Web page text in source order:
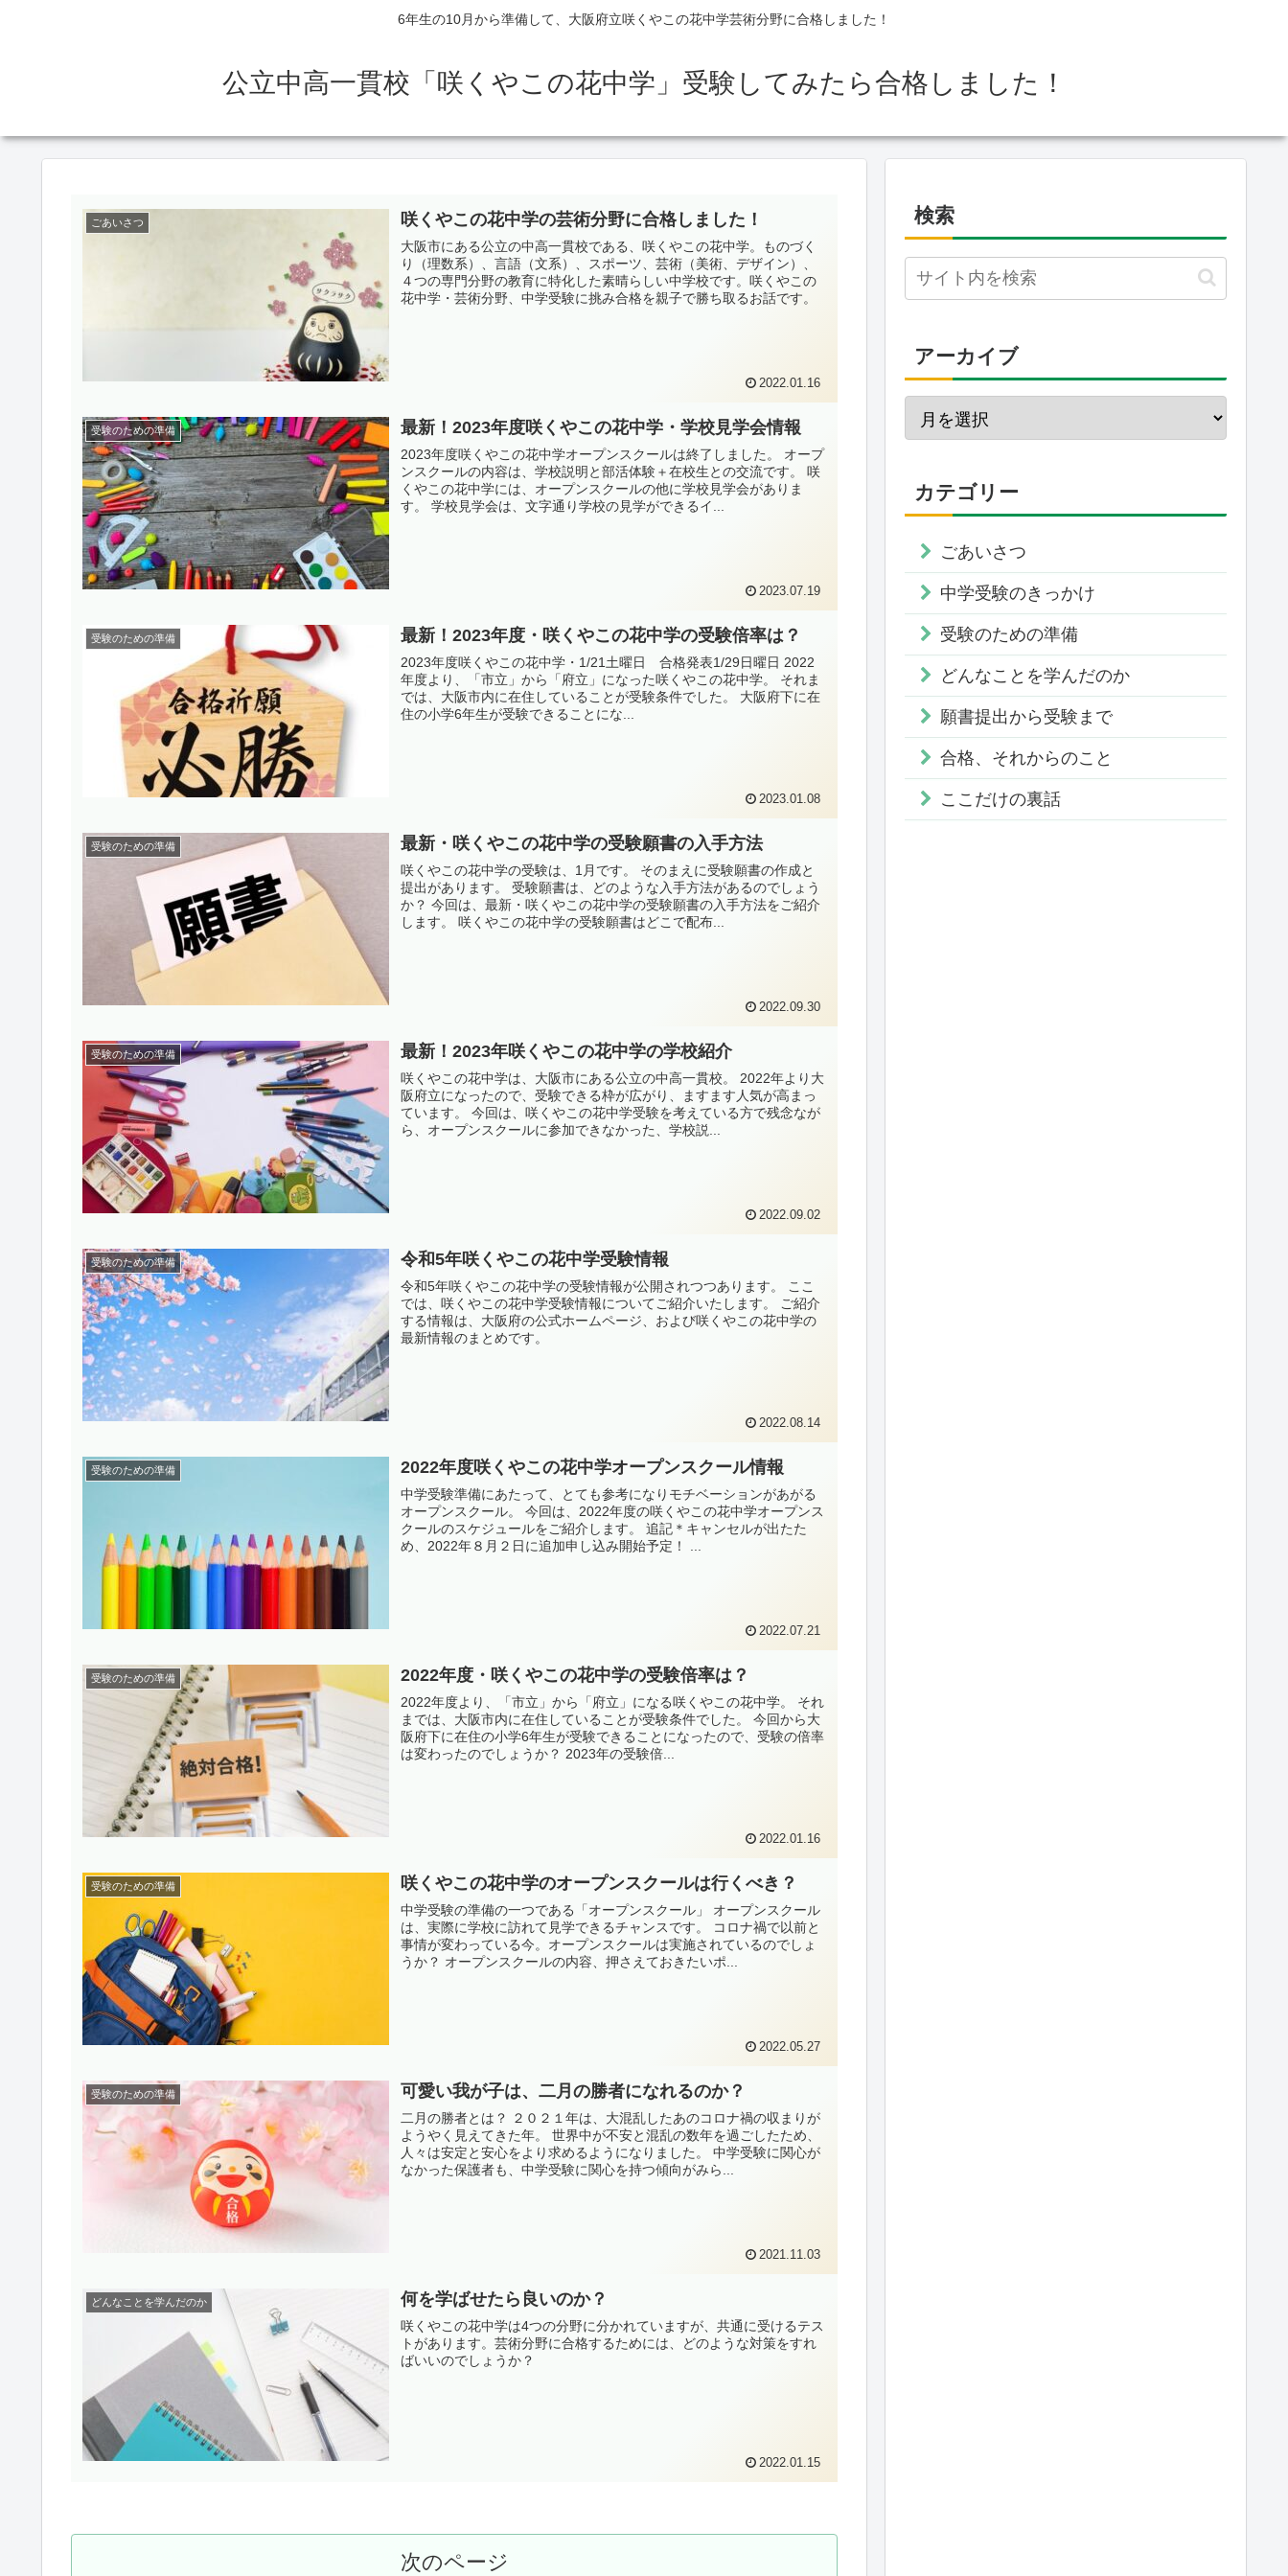
6年生の10月から準備して、大阪府立咲くやこの花中学芸術分野に合格しました！
公立中高一貫校「咲くやこの花中学」受験してみたら合格しました！
ごあいさつ 咲くやこの花中学の芸術分野に合格しました！
大阪市にある公立の中高一貫校である、咲くやこの花中学。ものづく
り（理数系）、言語（文系）、スポーツ、芸術（美術、デザイン）、
４つの専門分野の教育に特化した素晴らしい中学校です。咲くやこの
花中学・芸術分野、中学受験に挑み合格を親子で勝ち取るお話です。
2022.01.16
受験のための準備 最新！2023年度咲くやこの花中学・学校見学会情報
2023年度咲くやこの花中学オープンスクールは終了しました。 オープ
ンスクールの内容は、学校説明と部活体験＋在校生との交流です。 咲
くやこの花中学には、オープンスクールの他に学校見学会がありま
す。 学校見学会は、文字通り学校の見学ができるイ...
2023.07.19
受験のための準備 最新！2023年度・咲くやこの花中学の受験倍率は？
2023年度咲くやこの花中学・1/21土曜日 合格発表1/29日曜日 2022
年度より、「市立」から「府立」になった咲くやこの花中学。 それま
では、大阪市内に在住していることが受験条件でした。 大阪府下に在
住の小学6年生が受験できることにな...
2023.01.08
受験のための準備 最新・咲くやこの花中学の受験願書の入手方法
咲くやこの花中学の受験は、1月です。 そのまえに受験願書の作成と
提出があります。 受験願書は、どのような入手方法があるのでしょう
か？ 今回は、最新・咲くやこの花中学の受験願書の入手方法をご紹介
します。 咲くやこの花中学の受験願書はどこで配布...
2022.09.30
受験のための準備 最新！2023年咲くやこの花中学の学校紹介
咲くやこの花中学は、大阪市にある公立の中高一貫校。 2022年より大
阪府立になったので、受験できる枠が広がり、ますます人気が高まっ
ています。 今回は、咲くやこの花中学受験を考えている方で残念なが
ら、オープンスクールに参加できなかった、学校説...
2022.09.02
受験のための準備 令和5年咲くやこの花中学受験情報
令和5年咲くやこの花中学の受験情報が公開されつつあります。 ここ
では、咲くやこの花中学受験情報についてご紹介いたします。 ご紹介
する情報は、大阪府の公式ホームページ、および咲くやこの花中学の
最新情報のまとめです。
2022.08.14
受験のための準備 2022年度咲くやこの花中学オープンスクール情報
中学受験準備にあたって、とても参考になりモチベーションがあがる
オープンスクール。 今回は、2022年度の咲くやこの花中学オープンス
クールのスケジュールをご紹介します。 追記＊キャンセルが出たた
め、2022年８月２日に追加申し込み開始予定！ ...
2022.07.21
受験のための準備 2022年度・咲くやこの花中学の受験倍率は？
2022年度より、「市立」から「府立」になる咲くやこの花中学。 それ
までは、大阪市内に在住していることが受験条件でした。 今回から大
阪府下に在住の小学6年生が受験できることになったので、受験の倍率
は変わったのでしょうか？ 2023年の受験倍...
2022.01.16
受験のための準備 咲くやこの花中学のオープンスクールは行くべき？
中学受験の準備の一つである「オープンスクール」 オープンスクール
は、実際に学校に訪れて見学できるチャンスです。 コロナ禍で以前と
事情が変わっている今。オープンスクールは実施されているのでしょ
うか？ オープンスクールの内容、押さえておきたいポ...
2022.05.27
受験のための準備 可愛い我が子は、二月の勝者になれるのか？
二月の勝者とは？ ２０２１年は、大混乱したあのコロナ禍の収まりが
ようやく見えてきた年。 世界中が不安と混乱の数年を過ごしたため、
人々は安定と安心をより求めるようになりました。 中学受験に関心が
なかった保護者も、中学受験に関心を持つ傾向がみら...
2021.11.03
どんなことを学んだのか 何を学ばせたら良いのか？
咲くやこの花中学は4つの分野に分かれていますが、共通に受けるテス
トがあります。芸術分野に合格するためには、どのような対策をすれ
ばいいのでしょうか？
2022.01.15
次のページ
検索
アーカイブ
カテゴリー
ごあいさつ
中学受験のきっかけ
受験のための準備
どんなことを学んだのか
願書提出から受験まで
合格、それからのこと
ここだけの裏話